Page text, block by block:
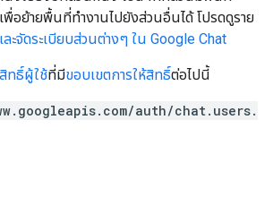
พื่อย้ายพื้นที่ทำงานไปยังส่วนอื่นได้ โปรดดูราย
ละจัดระเบียบส่วนต่างๆ ใน Google Chat
ทธิ์ผู้ใช้ที่มีขอบเขตการให้สิทธิ์ต่อไปนี้
auth/chat.users.